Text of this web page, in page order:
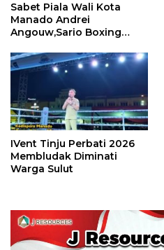
Sabet Piala Wali Kota
Manado Andrei
Angouw,Sario Boxing
Perbati 2026
IVent Tinju Perbati 2026
Membludak Diminati
Warga Sulut